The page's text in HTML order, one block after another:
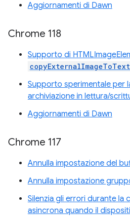
Aggiornamenti di Dawn
Chrome 118
Supporto di
Supporto sperimentale per
archiviazione in lettura/
Aggiornamenti di Dawn
Chrome 117
Annulla impostazione del
Annulla impostazione
Silenzia gli errori durante la
asincrona quando il